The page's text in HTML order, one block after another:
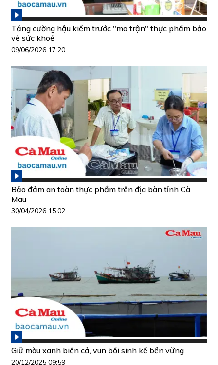
Tăng cường hậu kiểm trước "ma trận" thực phẩm bảo
vệ sức khoẻ
09/06/2026 17:20
Bảo đảm an toàn thực phẩm trên địa bàn tỉnh Cà
Mau
30/04/2026 15:02
Giữ màu xanh biển cả, vun bồi sinh kế bền vững
20/12/2025 09:59